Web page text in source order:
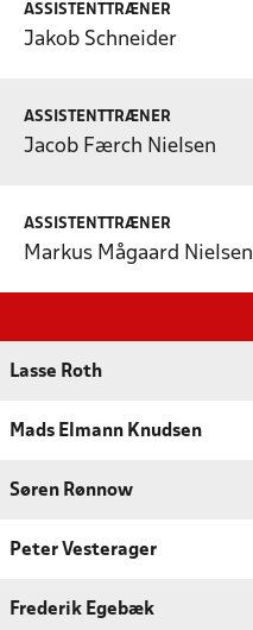
ASSISTENTTRÆNER
Jakob Schneider
ASSISTENTTRÆNER
Jacob Færch Nielsen
ASSISTENTTRÆNER
Markus Mågaard Nielsen
Lasse Roth
Mads Elmann Knudsen
Søren Rønnow
Peter Vesterager
Frederik Egebæk